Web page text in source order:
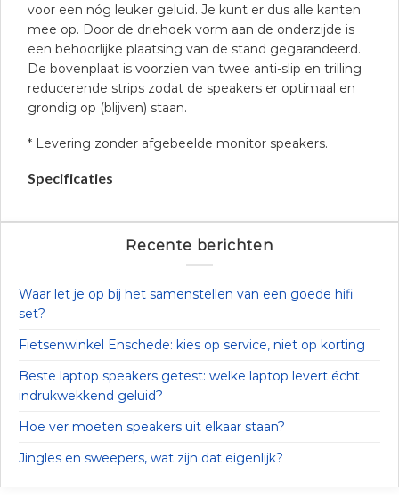
voor een nóg leuker geluid. Je kunt er dus alle kanten
mee op. Door de driehoek vorm aan de onderzijde is
een behoorlijke plaatsing van de stand gegarandeerd.
De bovenplaat is voorzien van twee anti-slip en trilling
reducerende strips zodat de speakers er optimaal en
grondig op (blijven) staan.
* Levering zonder afgebeelde monitor speakers.
Specificaties
Recente berichten
Waar let je op bij het samenstellen van een goede hifi
set?
Fietsenwinkel Enschede: kies op service, niet op korting
Beste laptop speakers getest: welke laptop levert écht
indrukwekkend geluid?
Hoe ver moeten speakers uit elkaar staan?
Jingles en sweepers, wat zijn dat eigenlijk?